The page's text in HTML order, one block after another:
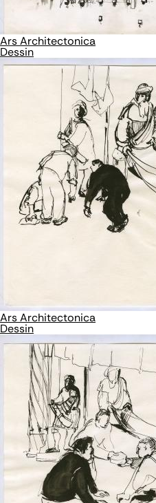
Ars Architectonica
Dessin
Ars Architectonica
Dessin